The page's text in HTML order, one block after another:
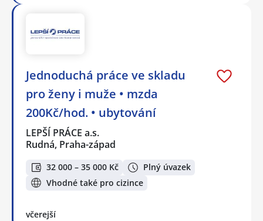
Jednoduchá práce ve skladu
pro ženy i muže • mzda
200Kč/hod. • ubytování
LEPŠÍ PRÁCE a.s.
Rudná, Praha-západ
32 000 – 35 000 Kč
Plný úvazek
Vhodné také pro cizince
včerejší